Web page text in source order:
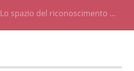
Lo spazio del riconoscimento …